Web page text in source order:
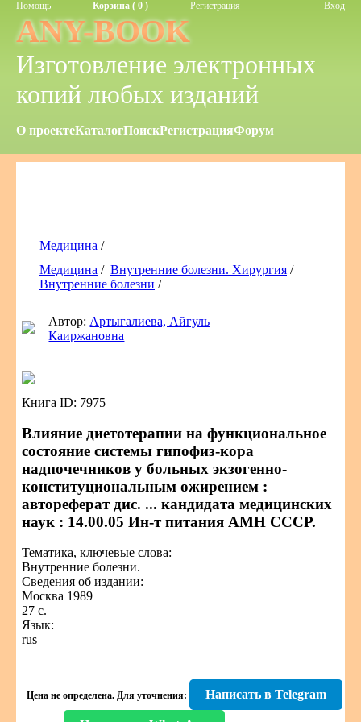
Помощь Корзина ( 0 ) Регистрация Вход
ANY-BOOK
Изготовление электронных
копий любых изданий
О проектеКаталогПоискРегистрацияФорум
Медицина /
Медицина / Внутренние болезни. Хирургия /
Внутренние болезни /
Автор: Артыгалиева, Айгуль
Каиржановна
Книга ID: 7975
Влияние диетотерапии на функциональное
состояние системы гипофиз-кора
надпочечников у больных экзогенно-
конституциональным ожирением :
автореферат дис. ... кандидата медицинских
наук : 14.00.05 Ин-т питания АМН СССР.
Тематика, ключевые слова:
Внутренние болезни.
Сведения об издании:
Москва 1989
27 с.
Язык:
rus
Цена не определена. Для уточнения: Написать в Telegram